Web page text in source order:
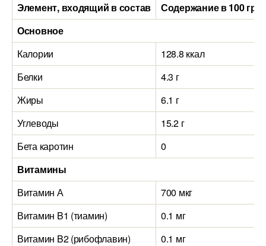
Элемент, входящий в состав
Содержание в 100
Основное
Калории
128.8 ккал
Белки
4.3 г
Жиры
6.1 г
Углеводы
15.2 г
Бета каротин
0
Витамины
Витамин А
700 мкг
Витамин B1 (тиамин)
0.1 мг
Витамин B2 (рибофлавин)
0.1 мг